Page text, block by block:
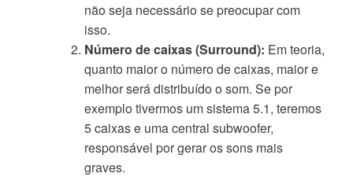
não seja necessário se preocupar com
isso.
Número de caixas (Surround): Em teoria,
quanto maior o número de caixas, maior e
melhor será distribuído o som. Se por
exemplo tivermos um sistema 5.1, teremos
5 caixas e uma central subwoofer,
responsável por gerar os sons mais
graves.